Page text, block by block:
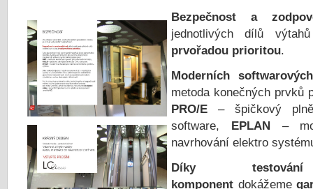
Bezpečnost a
jednotlivých dílů
prvořadou prioritou.
Moderních
metoda konečných prvků
PRO/E – špičkový
software, EPLAN–
navrhování elektro
Díky testování
komponent dokážeme